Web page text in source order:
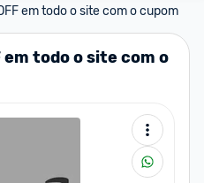
em todo o site com o cupom
em todo o site com o